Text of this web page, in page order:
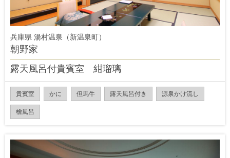
兵庫県 湯村温泉（新温泉町）
朝野家
露天風呂付貴賓室 紺瑠璃
貴賓室 かに 但馬牛 露天風呂付き 源泉かけ流し
檜風呂